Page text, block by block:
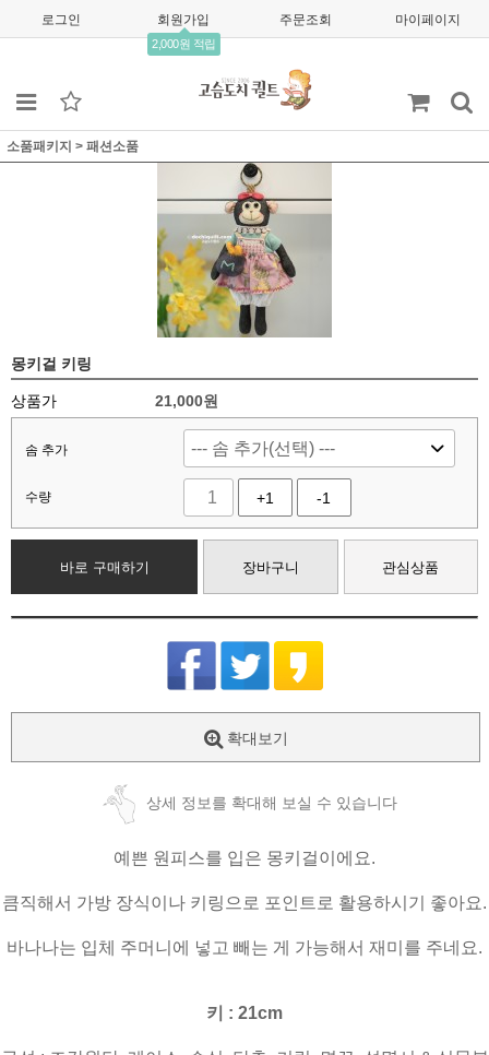
로그인 회원가입
2,000원 적립
주문조회 마이페이지
소품패키지 > 패션소품
몽키걸 키링
상품가 21,000원
솜 추가
수량 +1 -1
바로 구매하기 장바구니 관심상품
확대보기
상세 정보를 확대해 보실 수 있습니다
예쁜 원피스를 입은 몽키걸이에요.
큼직해서 가방 장식이나 키링으로 포인트로 활용하시기 좋아요.
바나나는 입체 주머니에 넣고 빼는 게 가능해서 재미를 주네요.
키 : 21cm